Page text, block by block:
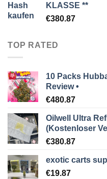
KLASSE **
€380.87
TOP RATED
10 Packs
Review •
€480.87
Oilwell Ultra
(Kostenloser
€380.87
exotic carts
€19.87